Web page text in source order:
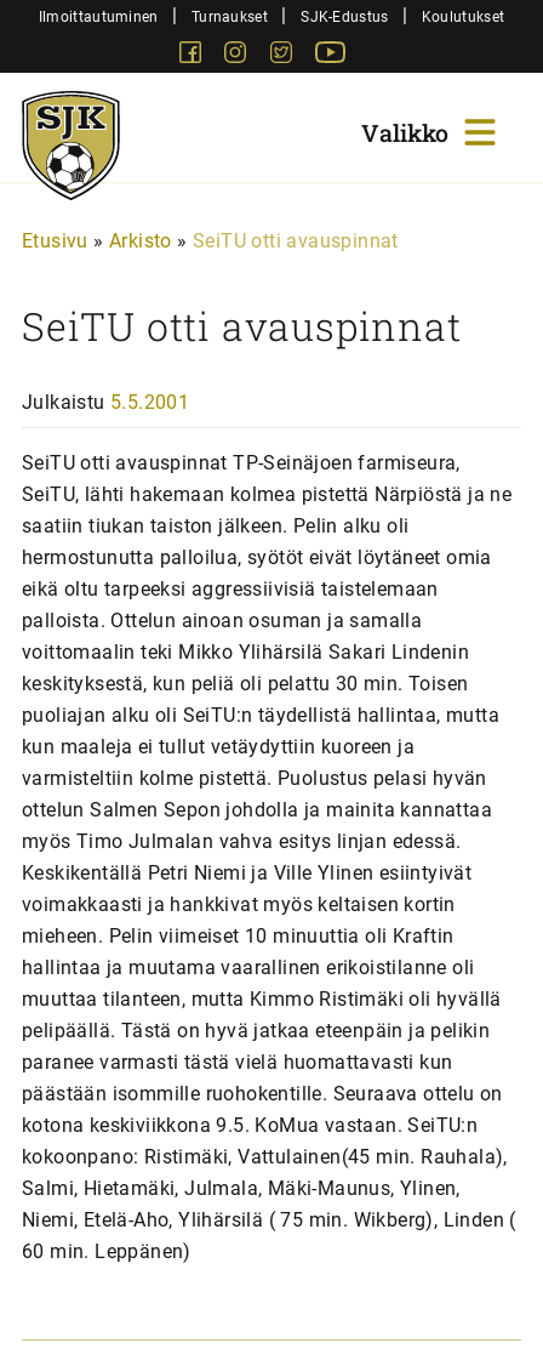
SiirryIlmoittautuminen | Turnaukset | SJK-Edustus | Koulutukset
FacebookInstagram
Twitter
Sjk-
Juniorit
Etusivu » Arkisto » SeiTU otti avauspinnat
SeiTU otti avauspinnat
Julkaistu 5.5.2001
SeiTU otti avauspinnat TP-Seinäjoen farmiseura,
SeiTU, lähti hakemaan kolmea pistettä Närpiöstä ja ne
saatiin tiukan taiston jälkeen. Pelin alku oli
hermostunutta palloilua, syötöt eivät löytäneet omia
eikä oltu tarpeeksi aggressiivisiä taistelemaan
palloista. Ottelun ainoan osuman ja samalla
voittomaalin teki Mikko Ylihärsilä Sakari Lindenin
keskityksestä, kun peliä oli pelattu 30 min. Toisen
puoliajan alku oli SeiTU:n täydellistä hallintaa, mutta
kun maaleja ei tullut vetäydyttiin kuoreen ja
varmisteltiin kolme pistettä. Puolustus pelasi hyvän
ottelun Salmen Sepon johdolla ja mainita kannattaa
myös Timo Julmalan vahva esitys linjan edessä.
Keskikentällä Petri Niemi ja Ville Ylinen esiintyivät
voimakkaasti ja hankkivat myös keltaisen kortin
mieheen. Pelin viimeiset 10 minuuttia oli Kraftin
hallintaa ja muutama vaarallinen erikoistilanne oli
muuttaa tilanteen, mutta Kimmo Ristimäki oli hyvällä
pelipäällä. Tästä on hyvä jatkaa eteenpäin ja pelikin
paranee varmasti tästä vielä huomattavasti kun
päästään isommille ruohokentille. Seuraava ottelu on
kotona keskiviikkona 9.5. KoMua vastaan. SeiTU:n
kokoonpano: Ristimäki, Vattulainen(45 min. Rauhala),
Salmi, Hietamäki, Julmala, Mäki-Maunus, Ylinen,
Niemi, Etelä-Aho, Ylihärsilä ( 75 min. Wikberg), Linden (
60 min. Leppänen)